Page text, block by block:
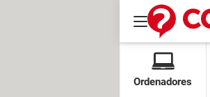
Ordenadores